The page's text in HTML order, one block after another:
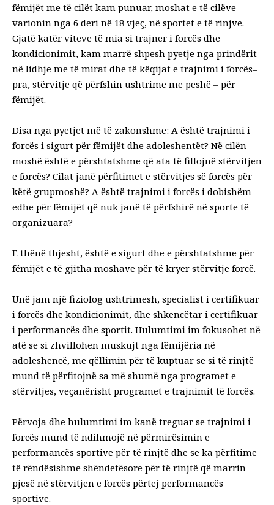
fëmijët me të cilët kam punuar, moshat e të cilëve
varionin nga 6 deri në 18 vjeç, në sportet e të rinjve.
Gjatë katër viteve të mia si trajner i forcës dhe
kondicionimit, kam marrë shpesh pyetje nga prindërit
në lidhje me të mirat dhe të këqijat e trajnimi i forcës–
pra, stërvitje që përfshin ushtrime me peshë – për
fëmijët.
Disa nga pyetjet më të zakonshme: A është trajnimi i
forcës i sigurt për fëmijët dhe adoleshentët? Në cilën
moshë është e përshtatshme që ata të fillojnë stërvitjen
e forcës? Cilat janë përfitimet e stërvitjes së forcës për
këtë grupmoshë? A është trajnimi i forcës i dobishëm
edhe për fëmijët që nuk janë të përfshirë në sporte të
organizuara?
E thënë thjesht, është e sigurt dhe e përshtatshme për
fëmijët e të gjitha moshave për të kryer stërvitje forcë.
Unë jam një fiziolog ushtrimesh, specialist i certifikuar
i forcës dhe kondicionimit, dhe shkencëtar i certifikuar
i performancës dhe sportit. Hulumtimi im fokusohet në
atë se si zhvillohen muskujt nga fëmijëria në
adoleshencë, me qëllimin për të kuptuar se si të rinjtë
mund të përfitojnë sa më shumë nga programet e
stërvitjes, veçanërisht programet e trajnimit të forcës.
Përvoja dhe hulumtimi im kanë treguar se trajnimi i
forcës mund të ndihmojë në përmirësimin e
performancës sportive për të rinjtë dhe se ka përfitime
të rëndësishme shëndetësore për të rinjtë që marrin
pjesë në stërvitjen e forcës përtej performancës
sportive.